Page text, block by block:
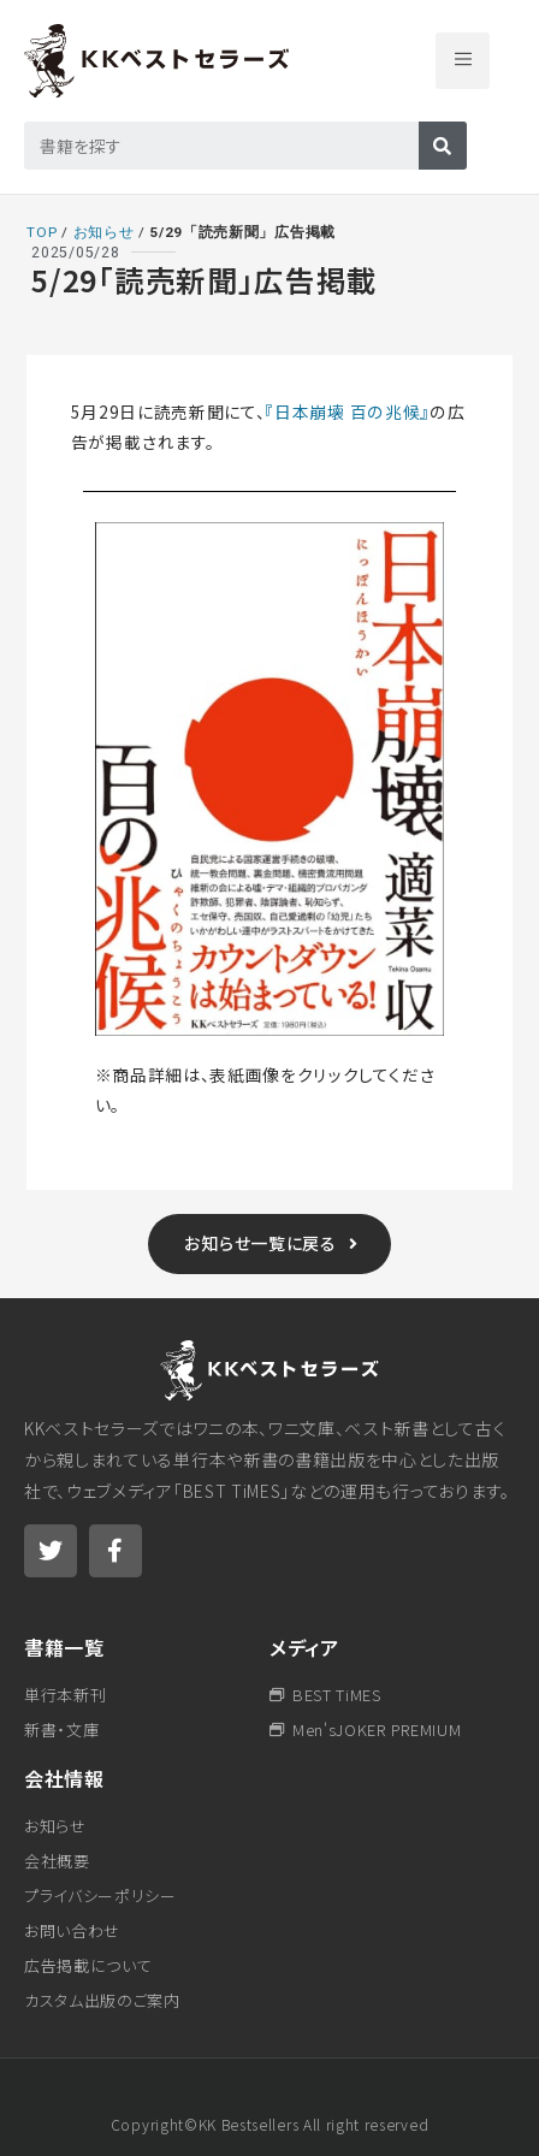
TOP / お知らせ / 5/29「読売新聞」広告掲載
2025/05/28
5/29「読売新聞」広告掲載
5月29日に読売新聞にて、 『日本崩壊 百の兆候』の広
告が掲載されます。
※商品詳細は、表紙画像をクリックしてくださ
い。
お知らせ一覧に戻る
KKベストセラーズではワニの本、ワニ文庫、ベスト新書として古く
から親しまれている単行本や新書の書籍出版を中心とした出版
社で、ウェブメディア「BEST TiMES」などの運用も行っております。
書籍一覧
単行本新刊
新書・文庫
メディア
BEST TiMES
Men'sJOKER PREMIUM
会社情報
お知らせ
会社概要
プライバシーポリシー
お問い合わせ
広告掲載について
カスタム出版のご案内
Copyright©KK Bestsellers All right reserved